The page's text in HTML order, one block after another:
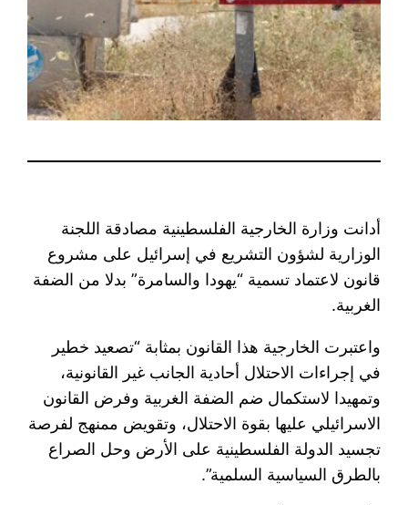
أدانت وزارة الخارجية الفلسطينية مصادقة اللجنة
الوزارية لشؤون التشريع في إسرائيل على مشروع
قانون لاعتماد تسمية “يهودا والسامرة” بدلا من الضفة
الغربية.
واعتبرت الخارجية هذا القانون بمثابة “تصعيد خطير
في إجراءات الاحتلال أحادية الجانب غير القانونية،
وتمهيدا لاستكمال ضم الضفة الغربية وفرض القانون
الاسرائيلي عليها بقوة الاحتلال، وتقويض ممنهج لفرصة
تجسيد الدولة الفلسطينية على الأرض وحل الصراع
بالطرق السياسية السلمية”.